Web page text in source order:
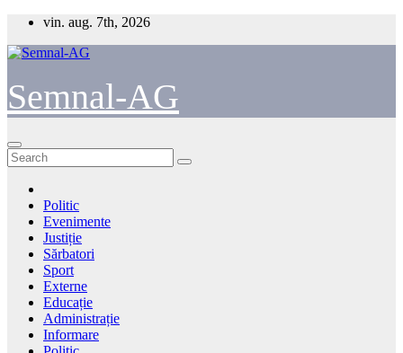
Skip
content
vin. aug. 7th, 2026
Semnal-AG
Politic
Evenimente
Justiție
Sărbatori
Sport
Externe
Educație
Administrație
Informare